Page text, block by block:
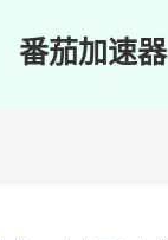
番茄加速器